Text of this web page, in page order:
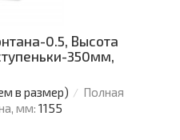
0.5, Высота
350мм,
в размер)
Полная
мм: 1155